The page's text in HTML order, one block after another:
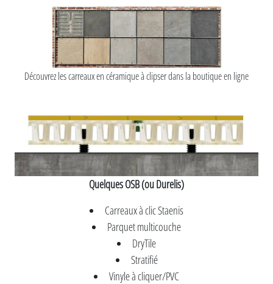
Découvrez les carreaux en céramique à clipser dans la boutique en ligne
Quelques OSB (ou Durelis)
Carreaux à clic Staenis
Parquet multicouche
DryTile
Stratifié
Vinyle à cliquer/PVC